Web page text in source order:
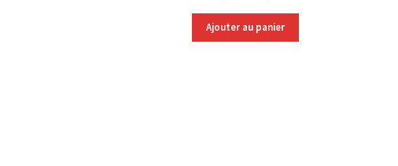
initial
était :
actuel
est :
Ajouter au panier